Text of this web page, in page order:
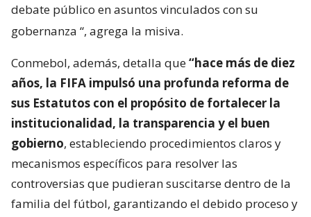
debate público en asuntos vinculados con su
gobernanza “, agrega la misiva.
Conmebol, además, detalla que“hace más de diez
años, la FIFA impulsó una profunda reforma de
sus Estatutos con el propósito de fortalecer la
institucionalidad, la transparencia y el buen
gobierno, estableciendo procedimientos claros y
mecanismos específicos para resolver las
controversias que pudieran suscitarse dentro de la
familia del fútbol, garantizando el debido proceso y